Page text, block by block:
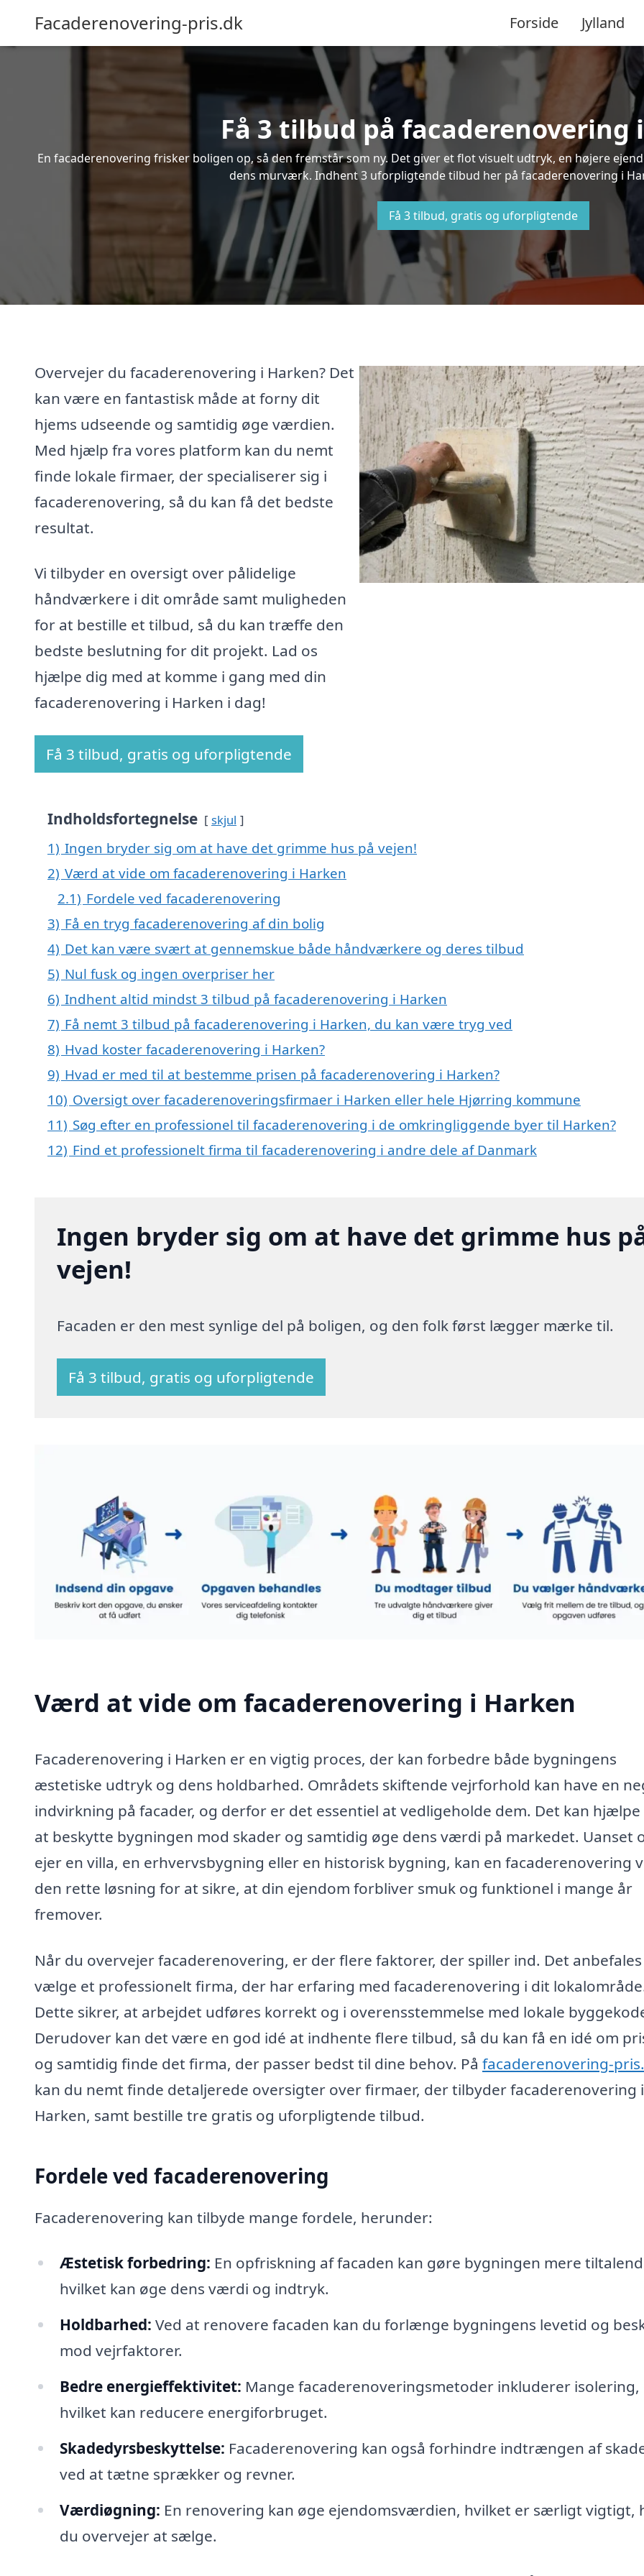
Facaderenovering-pris.dk Forside Jylland
Få 3 tilbud på facaderenovering
En facaderenovering frisker boligen op, så den fremstår som ny. Det giver et flot visuelt udtryk, en højere
dens murværk. Indhent 3 uforpligtende tilbud her på facaderenovering i
Få 3 tilbud, gratis og uforpligtende
Overvejer du facaderenovering i Harken? Det
kan være en fantastisk måde at forny dit
hjems udseende og samtidig øge værdien.
Med hjælp fra vores platform kan du nemt
finde lokale firmaer, der specialiserer sig i
facaderenovering, så du kan få det bedste
resultat.
Vi tilbyder en oversigt over pålidelige
håndværkere i dit område samt muligheden
for at bestille et tilbud, så du kan træffe den
bedste beslutning for dit projekt. Lad os
hjælpe dig med at komme i gang med din
facaderenovering i Harken i dag!
Få 3 tilbud, gratis og uforpligtende
Indholdsfortegnelse skjul
1) Ingen bryder sig om at have det grimme hus på vejen!
2) Værd at vide om facaderenovering i Harken
2.1) Fordele ved facaderenovering
3) Få en tryg facaderenovering af din bolig
4) Det kan være svært at gennemskue både håndværkere og deres tilbud
5) Nul fusk og ingen overpriser her
6) Indhent altid mindst 3 tilbud på facaderenovering i Harken
7) Få nemt 3 tilbud på facaderenovering i Harken, du kan være tryg ved
8) Hvad koster facaderenovering i Harken?
9) Hvad er med til at bestemme prisen på facaderenovering i Harken?
10) Oversigt over facaderenoveringsfirmaer i Harken eller hele Hjørring kommune
11) Søg efter en professionel til facaderenovering i de omkringliggende byer til Harken?
12) Find et professionelt firma til facaderenovering i andre dele af Danmark
Ingen bryder sig om at have det grimme hus
vejen!
Facaden er den mest synlige del på boligen, og den folk først lægger mærke til.
Få 3 tilbud, gratis og uforpligtende
Værd at vide om facaderenovering i Harken
Facaderenovering i Harken er en vigtig proces, der kan forbedre både bygningens
æstetiske udtryk og dens holdbarhed. Områdets skiftende vejrforhold kan have en
indvirkning på facader, og derfor er det essentiel at vedligeholde dem. Det kan
at beskytte bygningen mod skader og samtidig øge dens værdi på markedet. Uanset
ejer en villa, en erhvervsbygning eller en historisk bygning, kan en facaderenovering
den rette løsning for at sikre, at din ejendom forbliver smuk og funktionel i mange år
fremover.
Når du overvejer facaderenovering, er der flere faktorer, der spiller ind. Det
vælge et professionelt firma, der har erfaring med facaderenovering i dit
Dette sikrer, at arbejdet udføres korrekt og i overensstemmelse med lokale
Derudover kan det være en god idé at indhente flere tilbud, så du kan få en idé om
og samtidig finde det firma, der passer bedst til dine behov. På facaderenovering-
kan du nemt finde detaljerede oversigter over firmaer, der tilbyder facaderenovering i
Harken, samt bestille tre gratis og uforpligtende tilbud.
Fordele ved facaderenovering
Facaderenovering kan tilbyde mange fordele, herunder:
Æstetisk forbedring: En opfriskning af facaden kan gøre bygningen mere
hvilket kan øge dens værdi og indtryk.
Holdbarhed: Ved at renovere facaden kan du forlænge bygningens levetid og
mod vejrfaktorer.
Bedre energieffektivitet: Mange facaderenoveringsmetoder inkluderer isolering,
hvilket kan reducere energiforbruget.
Skadedyrsbeskyttelse: Facaderenovering kan også forhindre indtrængen af
ved at tætne sprækker og revner.
Værdiøgning: En renovering kan øge ejendomsværdien, hvilket er særligt vigtigt,
du overvejer at sælge.